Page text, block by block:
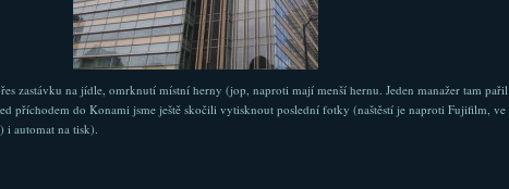
zastávku na jídle, omrknutí místní herny (jop, naproti mají menší hernu. Jeden manažer tam pařil
příchodem do Konami jsme ještě skočili vytisknout poslední fotky (naštěstí je naproti Fujifilm, ve
i automat na tisk).